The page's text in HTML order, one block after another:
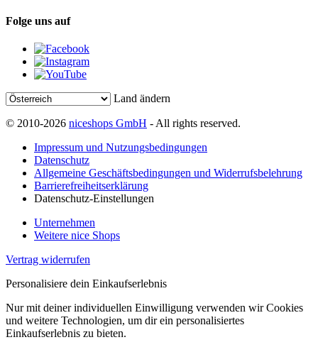
Folge uns auf
Land ändern
© 2010-2026 niceshops GmbH - All rights reserved.
Impressum und Nutzungsbedingungen
Datenschutz
Allgemeine Geschäftsbedingungen und Widerrufsbelehrung
Barrierefreiheitserklärung
Datenschutz-Einstellungen
Unternehmen
Weitere nice Shops
Vertrag widerrufen
Personalisiere dein Einkaufserlebnis
Nur mit deiner individuellen Einwilligung verwenden wir Cookies
und weitere Technologien, um dir ein personalisiertes
Einkaufserlebnis zu bieten.